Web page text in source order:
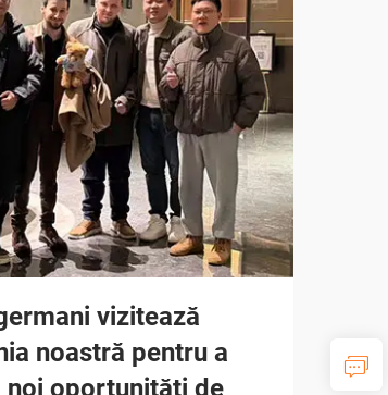
vizitează
noastră pentru a
noi oportunități de